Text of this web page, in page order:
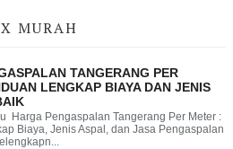
MURAH
TANGERANG PER
LENGKAP BIAYA DAN JENIS
Harga Pengaspalan Tangerang Per Meter :
Biaya, Jenis Aspal, dan Jasa Pengaspalan